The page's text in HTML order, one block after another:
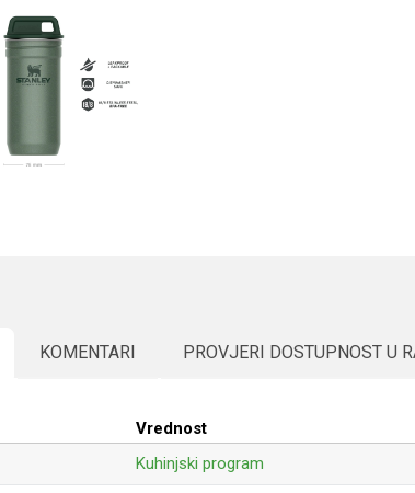
KOMENTARI PROVJERI DOSTUPNOST U
Vrednost
Kuhinjski program